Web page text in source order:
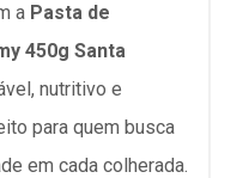
a Pasta de
450g Santa
nutritivo e
para quem busca
em cada colherada.